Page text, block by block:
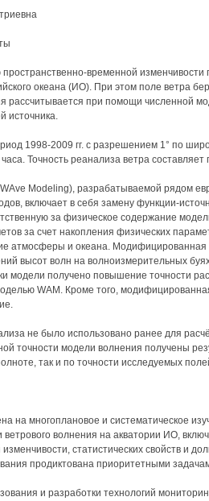
временной изменчивости
океана (ИО). При этом поле ветра
рассчитывается при помощи численной
источника.
1998-2009 гг. с разрешением 1° по
Точность реанализа ветра
Modeling), разрабатываемой рядом
включает в себя замену функции-
за физическое содержание
за счет накопления физических
атмосферы и океана.
высот волн на волноизмерительных
модели получено повышение точности
WAM. Кроме того,
не было использовано ранее для
точности модели волнения получены
так и по точности исследуемых
на многоплановое и систематическое
ветрового волнения на акватории ИО,
статистических свойств и
продиктована приоритетными
и разработки технологий